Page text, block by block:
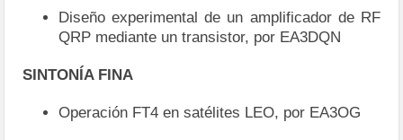
Diseño experimental de un amplificador de RF
QRP mediante un transistor, por EA3DQN
SINTONÍA FINA
Operación FT4 en satélites LEO, por EA3OG